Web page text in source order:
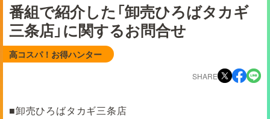
EN 検索 番組表
番組で紹介した「卸売ひろばタカギ
三条店」に関するお問合せ
高コスパ！お得ハンター
SHARE
■卸売ひろばタカギ三条店